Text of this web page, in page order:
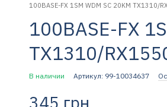
100BASE-FX 1SM WDM SC 20KM TX1310/
100BASE-FX
TX1310/
В наличии Артикул: 99-10034637
345 грн